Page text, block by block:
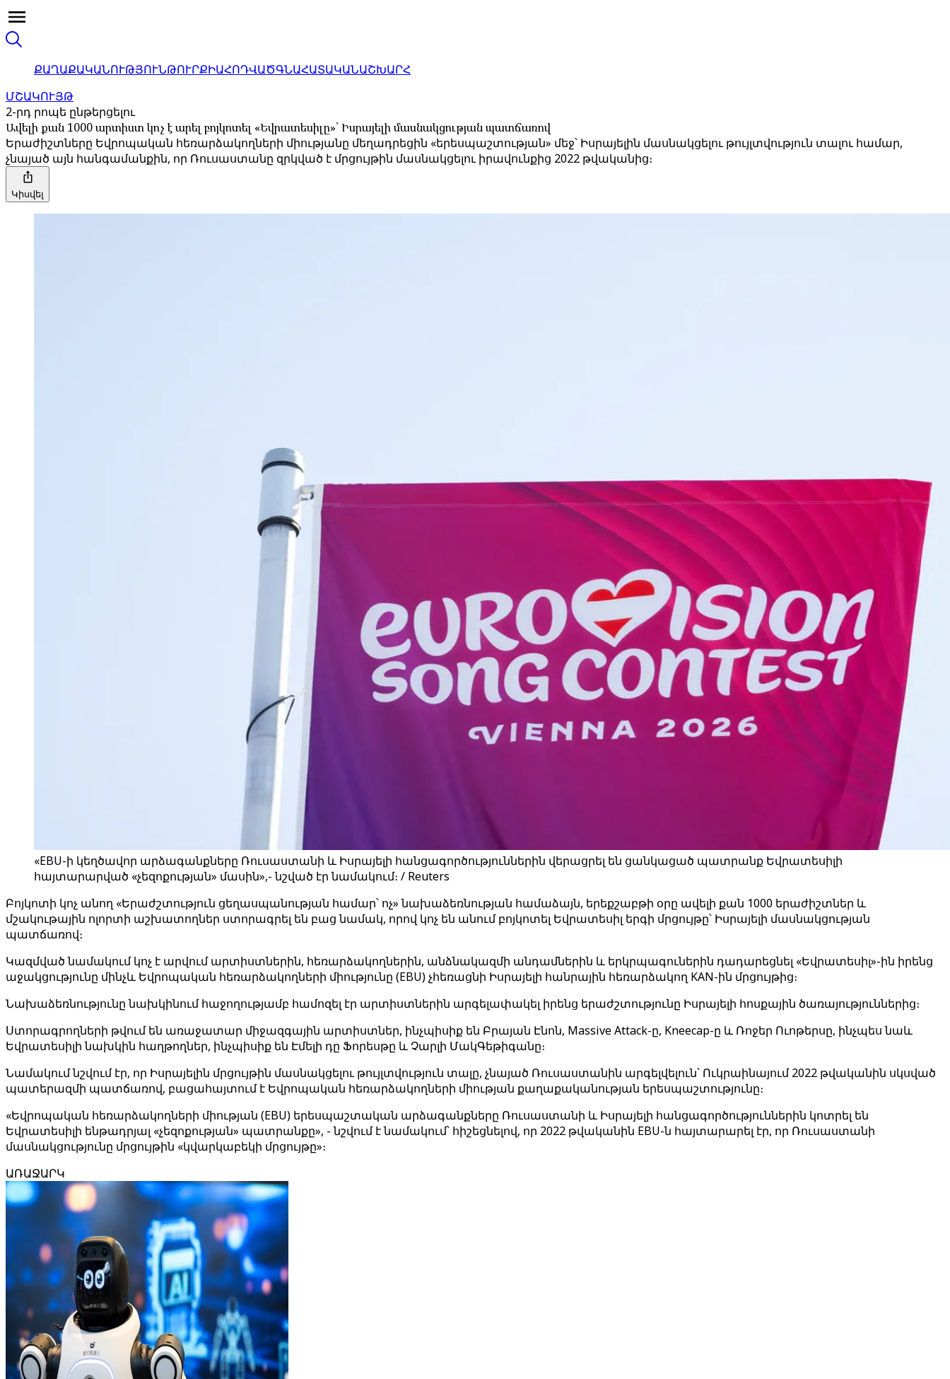
ՔԱՂԱՔԱԿԱՆՈՒԹՅՈՒՆԹՈՒՐՔԻԱՀՈԴՎԱԾԳՆԱՀԱՏԱԿԱՆԱՇԽԱՐՀ
ՄՇԱԿՈՒՅԹ
2-րդ րոպե ընթերցելու
Ավելի քան 1000 արտիստ կոչ է արել բոյկոտել «Եվրատեսիլը»՝ Իսրայելի մասնակցության պատճառով
Երաժիշտները Եվրոպական հեռարձակողների միությանը մեղադրեցին «երեսպաշտության» մեջ՝ Իսրայելին մասնակցելու թույլտվություն տալու համար,
չնայած այն հանգամանքին, որ Ռուսաստանը զրկված է մրցույթին մասնակցելու իրավունքից 2022 թվականից։
Կիսվել
«EBU-ի կեղծավոր արձագանքները Ռուսաստանի և Իսրայելի հանցագործություններին վերացրել են ցանկացած պատրանք Եվրատեսիլի
հայտարարված «չեզոքության» մասին»,- նշված էր նամակում։ / Reuters
Բոյկոտի կոչ անող «Երաժշտություն ցեղասպանության համար՝ ոչ» նախաձեռնության համաձայն, երեքշաբթի օրը ավելի քան 1000 երաժիշտներ և
մշակութային ոլորտի աշխատողներ ստորագրել են բաց նամակ, որով կոչ են անում բոյկոտել Եվրատեսիլ երգի մրցույթը՝ Իսրայելի մասնակցության
պատճառով։
Կազմված նամակում կոչ է արվում արտիստներին, հեռարձակողներին, անձնակազմի անդամներին և երկրպագուներին դադարեցնել «Եվրատեսիլ»-ին իրենց
աջակցությունը մինչև Եվրոպական հեռարձակողների միությունը (EBU) չհեռացնի Իսրայելի հանրային հեռարձակող KAN-ին մրցույթից։
Նախաձեռնությունը նախկինում հաջողությամբ համոզել էր արտիստներին արգելափակել իրենց երաժշտությունը Իսրայելի հոսքային ծառայություններից։
Ստորագրողների թվում են առաջատար միջազգային արտիստներ, ինչպիսիք են Բրայան Էնոն, Massive Attack-ը, Kneecap-ը և Ռոջեր Ուոթերսը, ինչպես նաև
Եվրատեսիլի նախկին հաղթողներ, ինչպիսիք են Էմելի դը Ֆորեսթը և Չարլի ՄակԳեթիգանը։
Նամակում նշվում էր, որ Իսրայելին մրցույթին մասնակցելու թույլտվություն տալը, չնայած Ռուսաստանին արգելվելուն՝ Ուկրաինայում 2022 թվականին սկսված
պատերազմի պատճառով, բացահայտում է Եվրոպական հեռարձակողների միության քաղաքականության երեսպաշտությունը։
«Եվրոպական հեռարձակողների միության (EBU) երեսպաշտական ​​արձագանքները Ռուսաստանի և Իսրայելի հանցագործություններին կոտրել են
Եվրատեսիլի ենթադրյալ «չեզոքության» պատրանքը», - նշվում է նամակում՝ հիշեցնելով, որ 2022 թվականին EBU-ն հայտարարել էր, որ Ռուսաստանի
մասնակցությունը մրցույթին «կվարկաբեկի մրցույթը»։
ԱՌԱՋԱՐԿ